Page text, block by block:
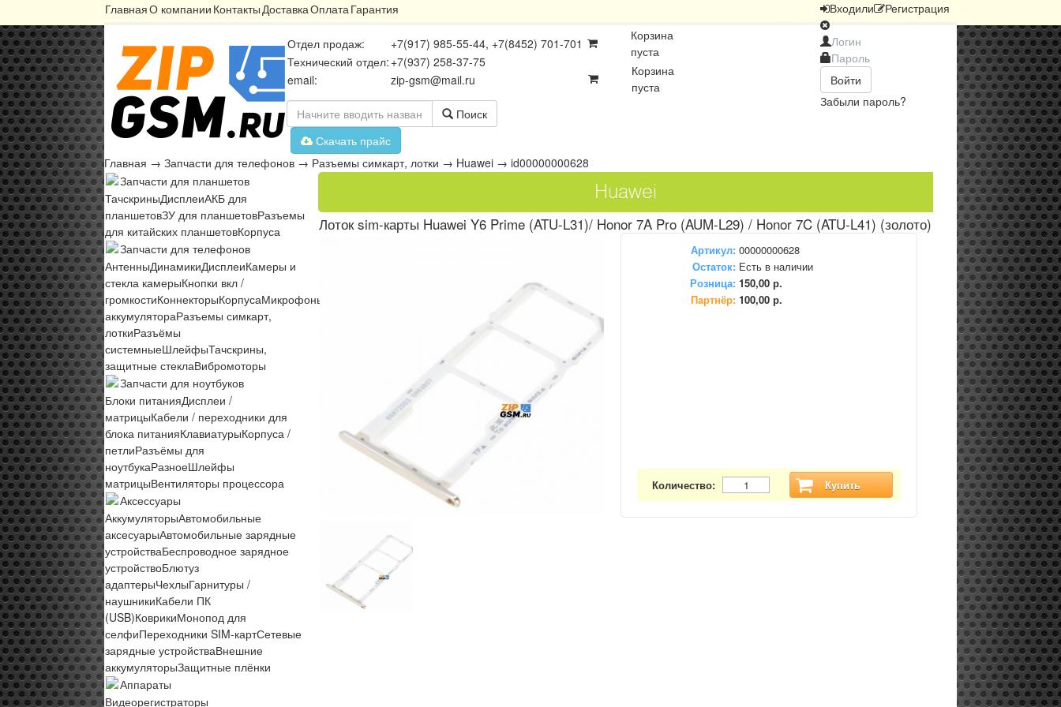
ГлавнаяО компании КонтактыДоставкаОплатаГарантия Входили Регистрация
Войти
Забыли пароль?
Отдел продаж:
+7(917) 985-55-44, +7(8452) 701-701
Технический отдел: +7(937) 258-37-75
email:
zip-gsm@mail.ru
Корзина
пуста
Корзина
пуста
Поиск
Скачать прайс
Главная → Запчасти для телефонов → Разъемы симкарт, лотки → Huawei → id00000000628
Запчасти для планшетов
ТачскриныДисплеиАКБ для
планшетовЗУ для планшетовРазъемы
для китайских планшетовКорпуса
Запчасти для телефонов
АнтенныДинамикиДисплеиКамеры и
стекла камерыКнопки вкл /
громкостиКоннекторыКорпусаМикрофоны
аккумулятораРазъемы симкарт,
лоткиРазъёмы
системныеШлейфыТачскрины,
защитные стеклаВибромоторы
Запчасти для ноутбуков
Блоки питанияДисплеи /
матрицыКабели / переходники для
блока питанияКлавиатурыКорпуса /
петлиРазъёмы для
ноутбукаРазноеШлейфы
матрицыВентиляторы процессора
Аксессуары
АккумуляторыАвтомобильные
аксесуарыАвтомобильные зарядные
устройстваБеспроводное зарядное
устройствоБлютуз
адаптерыЧехлыГарнитуры /
наушникиКабели ПК
(USB)КоврикиМонопод для
селфиПереходники SIM-картСетевые
зарядные устройстваВнешние
аккумуляторыЗащитные плёнки
Аппараты
Видеорегистраторы
Huawei
Лоток sim-карты Huawei Y6 Prime (ATU-L31)/ Honor 7A Pro (AUM-L29) / Honor 7C (ATU-L41) (золото)
Артикул: 00000000628
Остаток: Есть в наличии
Розница: 150,00 р.
Партнёр: 100,00 р.
Количество: Купить